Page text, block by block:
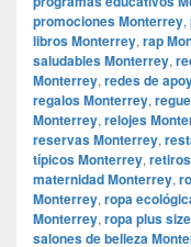
promociones Monterrey,
libros Monterrey, rap
saludables Monterrey,
Monterrey, redes de
regalos Monterrey,
Monterrey, relojes
reservas Monterrey,
típicos Monterrey,
maternidad Monterrey,
Monterrey, ropa
Monterrey, ropa plus
salones de belleza